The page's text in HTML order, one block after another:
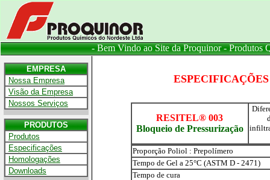
EMPRESA
Nossa Empresa
Visão da Empresa
Nossos Serviços
PRODUTOS
Produtos
Especificações
Homologações
Downloads
- Bem Vindo ao Site da Proquinor - Produtos
RESITEL® 003
Bloqueio de Pressurização
Proporção Poliol : Prepolímero
Tempo de Gel a 25°C (ASTM D - 2471)
Tempo de cura